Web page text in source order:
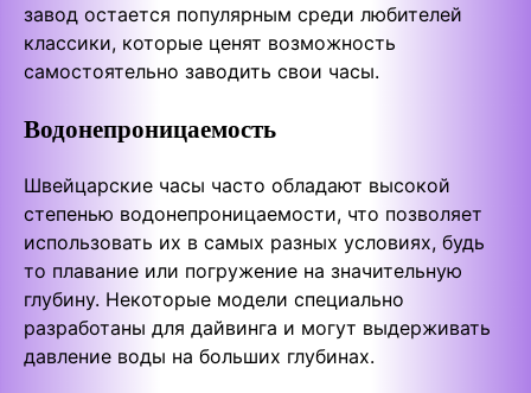
завод остается популярным среди любителей
классики, которые ценят возможность
самостоятельно заводить свои часы.
Водонепроницаемость
Швейцарские часы часто обладают высокой
степенью водонепроницаемости, что позволяет
использовать их в самых разных условиях, будь
то плавание или погружение на значительную
глубину. Некоторые модели специально
разработаны для дайвинга и могут выдерживать
давление воды на больших глубинах.